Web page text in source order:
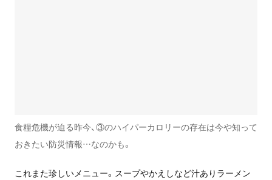
食糧危機が迫る昨今、③のハイパーカロリーの存在は今や知って
おきたい防災情報…なのかも。
これまた珍しいメニュー。スープやかえしなど汁ありラーメン